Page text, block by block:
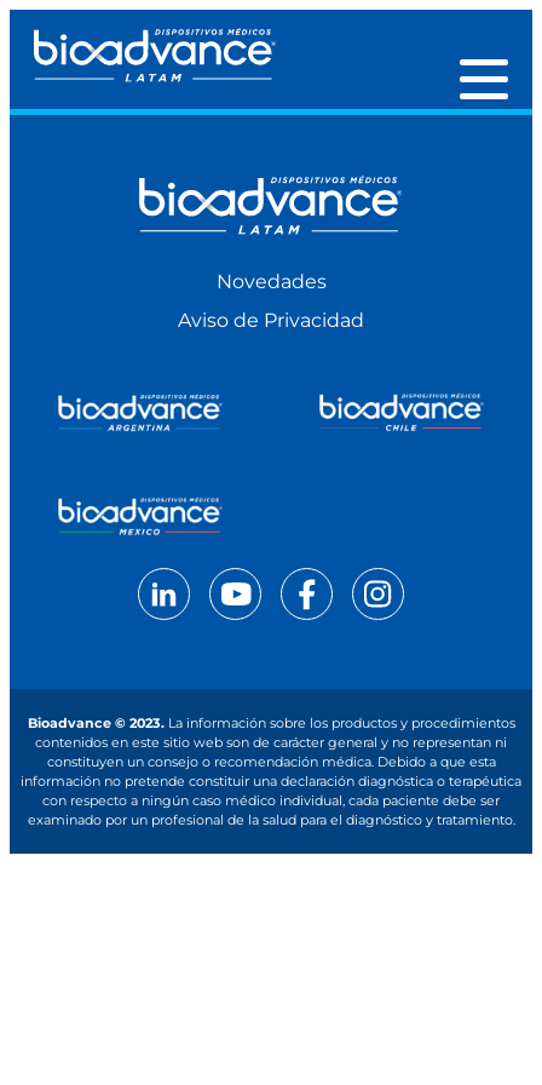
Novedades
Aviso de Privacidad
Bioadvance © 2023.La información sobre los productos y procedimientos
contenidos en este sitio web son de carácter general y no representan ni
constituyen un consejo o recomendación médica. Debido a que esta
información no pretende constituir una declaración diagnóstica o terapéutica
con respecto a ningún caso médico individual, cada paciente debe ser
examinado por un profesional de la salud para el diagnóstico y tratamiento.